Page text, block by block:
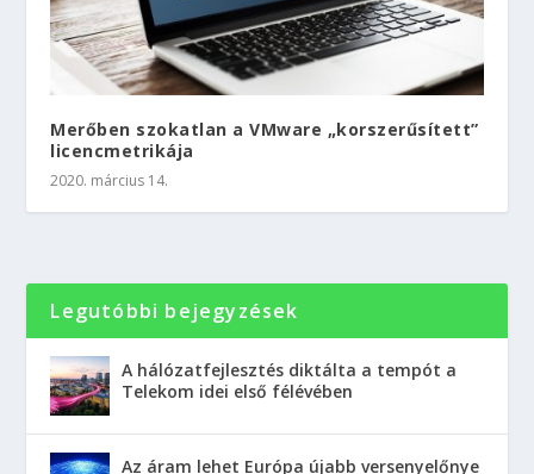
Merőben szokatlan a VMware „korszerűsített”
licencmetrikája
2020. március 14.
Legutóbbi bejegyzések
A hálózatfejlesztés diktálta a tempót a
Telekom idei első félévében
Az áram lehet Európa újabb versenyelőnye